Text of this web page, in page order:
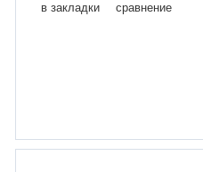
в закладки сравнение